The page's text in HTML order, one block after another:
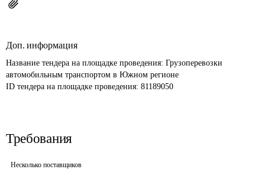
Доп. информация
Название тендера на площадке проведения: Грузоперевозки
автомобильным транспортом в Южном регионе
ID тендера на площадке проведения: 81189050
Требования
Несколько поставщиков